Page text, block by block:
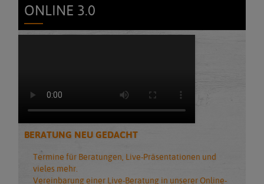
ONLINE 3.0
BERATUNG NEU GEDACHT
Termine für Beratungen, Live-Präsentationen und
vieles mehr.
Vereinbarung einer Live-Beratung in unserer Online-